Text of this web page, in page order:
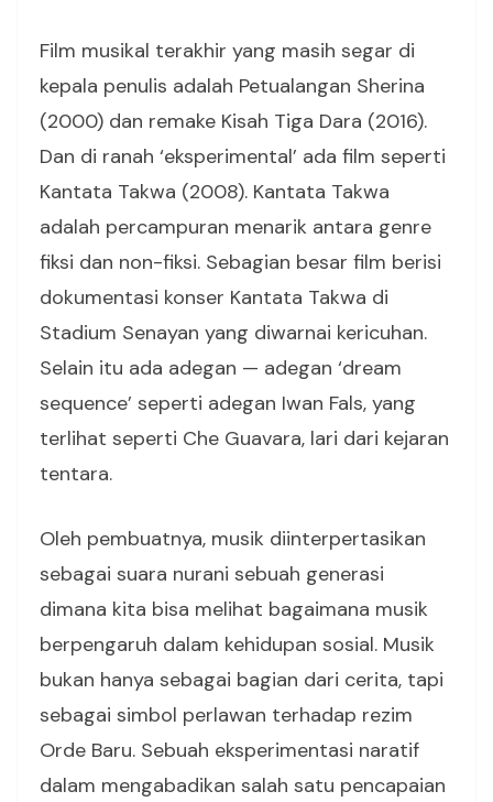
Film musikal terakhir yang masih segar di
kepala penulis adalah Petualangan Sherina
(2000) dan remake Kisah Tiga Dara (2016).
Dan di ranah ‘eksperimental’ ada film seperti
Kantata Takwa (2008). Kantata Takwa
adalah percampuran menarik antara genre
fiksi dan non-fiksi. Sebagian besar film berisi
dokumentasi konser Kantata Takwa di
Stadium Senayan yang diwarnai kericuhan.
Selain itu ada adegan — adegan ‘dream
sequence’ seperti adegan Iwan Fals, yang
terlihat seperti Che Guavara, lari dari kejaran
tentara.
Oleh pembuatnya, musik diinterpertasikan
sebagai suara nurani sebuah generasi
dimana kita bisa melihat bagaimana musik
berpengaruh dalam kehidupan sosial. Musik
bukan hanya sebagai bagian dari cerita, tapi
sebagai simbol perlawan terhadap rezim
Orde Baru. Sebuah eksperimentasi naratif
dalam mengabadikan salah satu pencapaian